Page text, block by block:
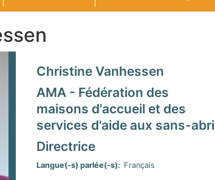
Christine Vanhessen
AMA - Fédération des
maisons d'accueil et des
services d'aide aux sans-abri
Directrice
Langue(-s) parlée(-s) Français